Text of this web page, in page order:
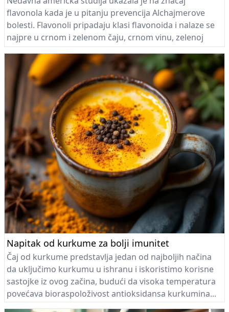
flavonola kada je u pitanju prevencija Alchajmerove
bolesti. Flavonoli pripadaju klasi flavonoida i nalaze se
najpre u crnom i zelenom čaju, crnom vinu, zelenoj
salati, brokoliju, luku (naročito u crvenom luku),
borovnicama.
Napitak od kurkume za bolji imunitet
Čaj od kurkume predstavlja jedan od najboljih načina
da uključimo kurkumu u ishranu i iskoristimo korisne
sastojke iz ovog začina, budući da visoka temperatura
povećava bioraspoloživost antioksidansa kurkumina...